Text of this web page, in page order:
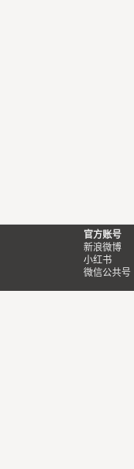
官方账号
新浪微博
小红书
微信公共号